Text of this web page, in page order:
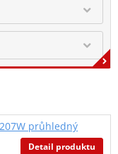
průhledný
Detail produktu